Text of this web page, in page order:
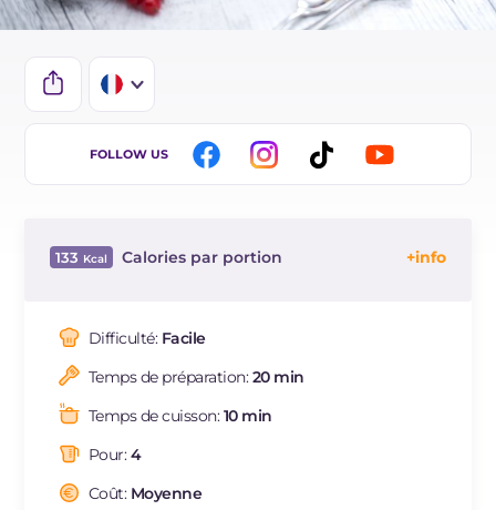
IT
ES
NL
FOLLOW US
133 Calories par portion
Dont sucres
Protéine
Graisses
Fibre
Cholestérol
Difficulté: Facile
Temps de préparation:20 min
Temps de cuisson:10 min
Pour:4
Coût: Moyenne